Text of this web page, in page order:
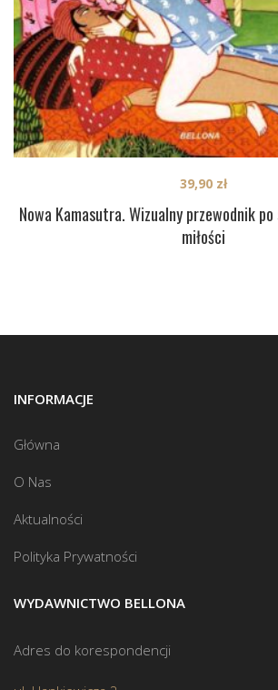
Nowa Kamasutra. Wizualny przewodnik
miłości
39,90 zł
INFORMACJE
Główna
O Nas
Aktualności
Polityka Prywatności
WYDAWNICTWO BELLONA
Adres do korespondencji